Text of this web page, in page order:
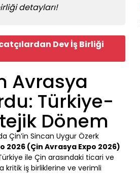
detayları!
Dev İş Birliği
Avrasya
Türkiye-
Dönem
Çin’in Sincan Uygur Özerk
2026 (Çin Avrasya Expo 2026)
ile Çin arasındaki ticari ve
kritik iş birliklerine ve verimli